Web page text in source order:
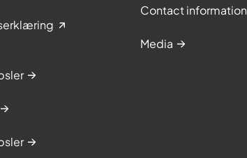
Contact information
Media